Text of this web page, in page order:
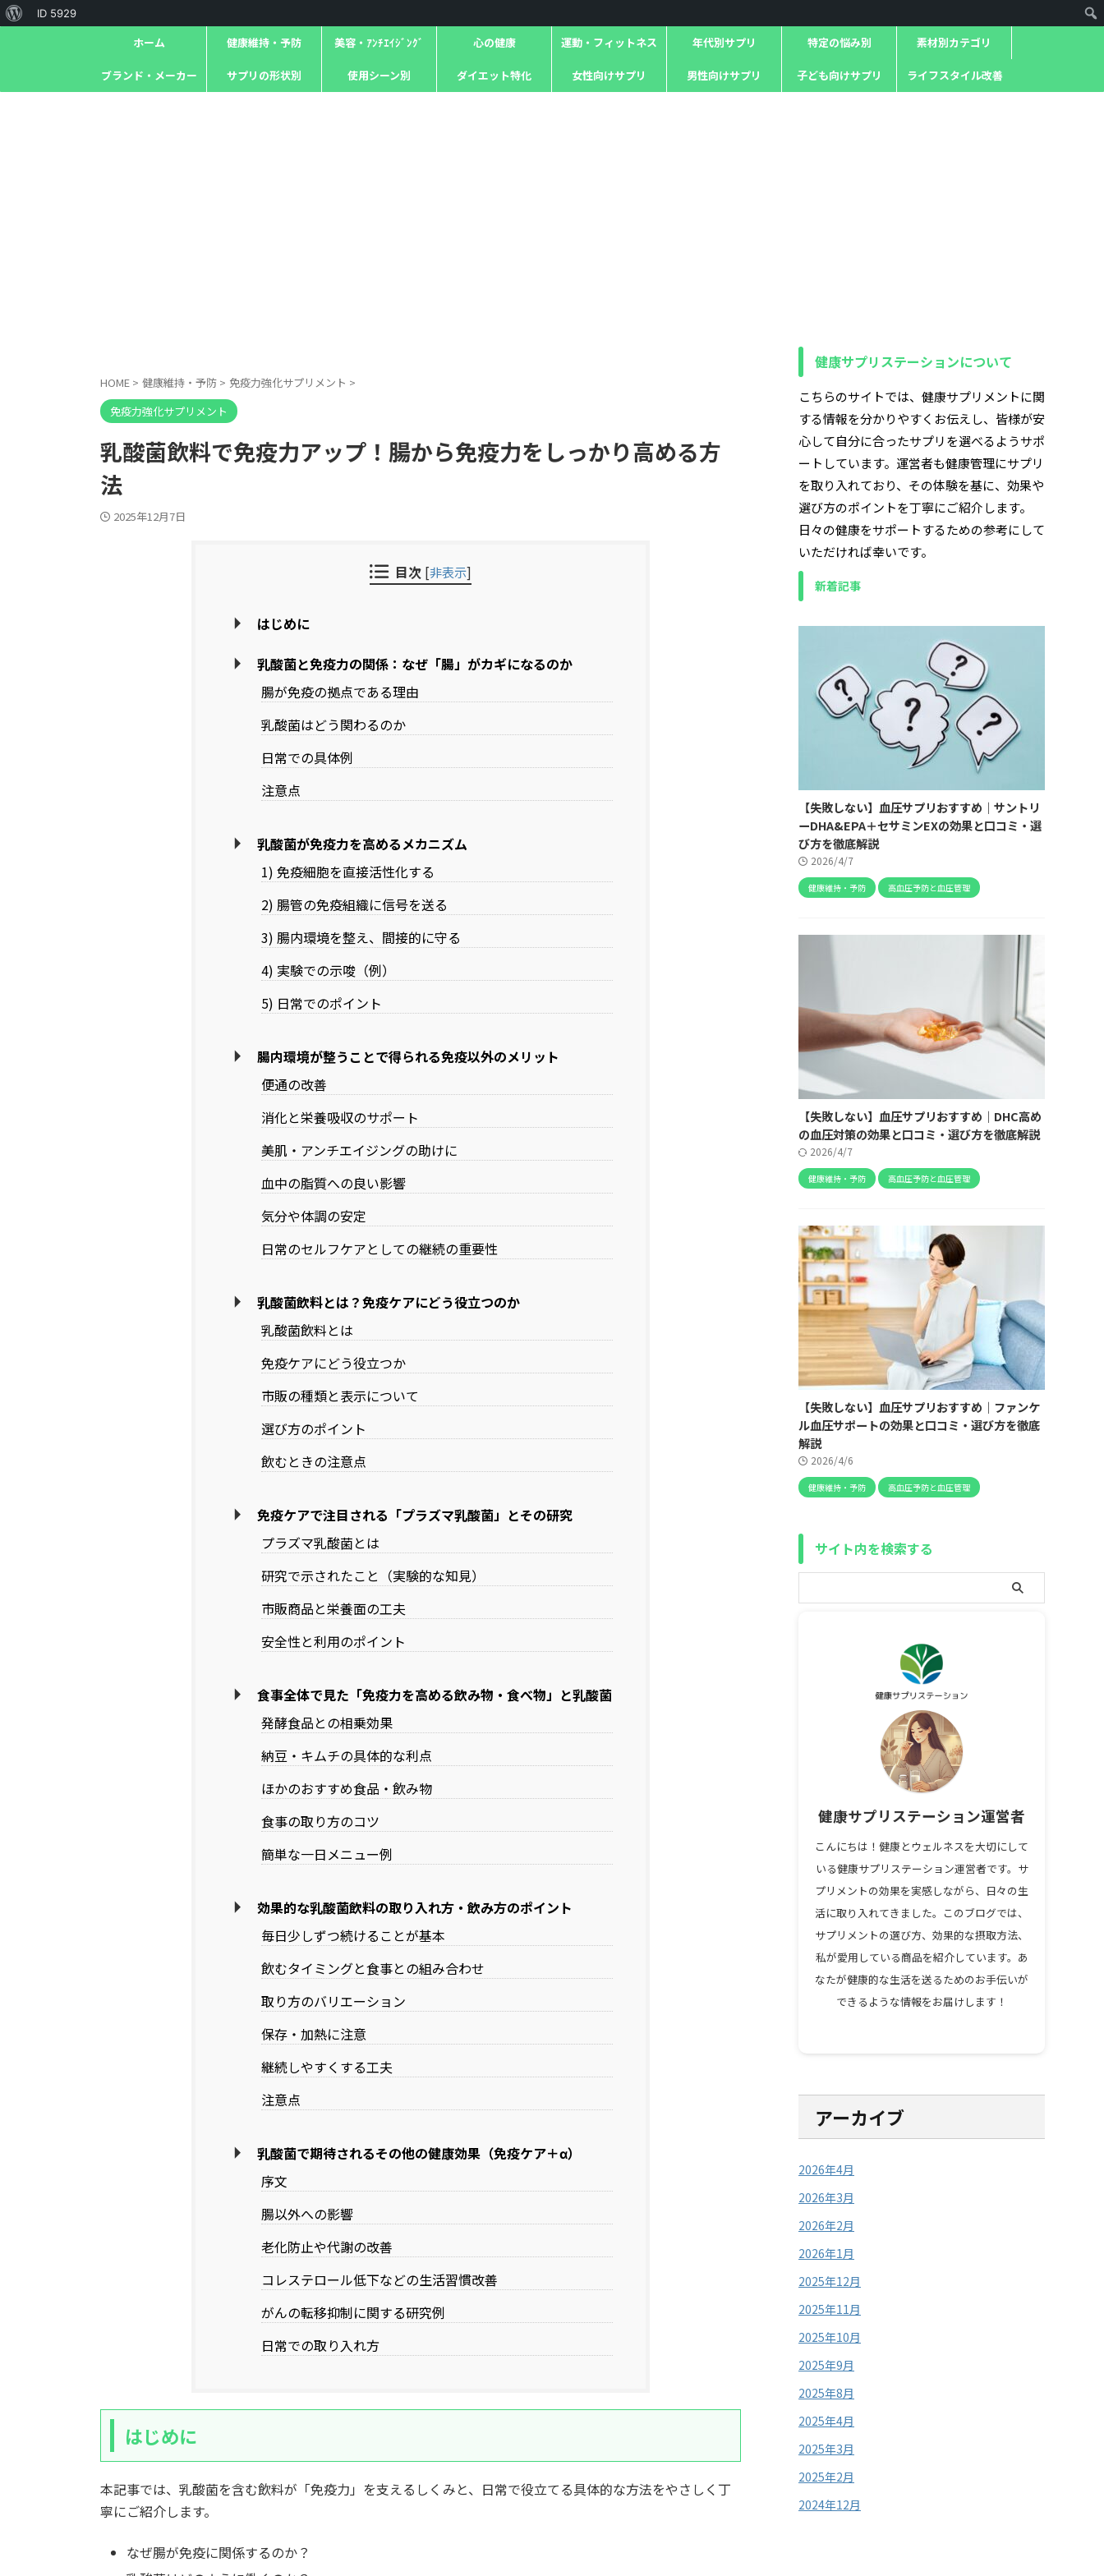
ホーム 健康維持・予防 美容・ｱﾝﾁｴｲｼﾞﾝｸﾞ 心の健康 運動・フィットネス 年代別サプリ 特定の悩み別 素材別カテゴリ
ブランド・メーカー サプリの形状別 使用シーン別 ダイエット特化 女性向けサプリ 男性向けサプリ 子ども向けサプリ ライフスタイル改善
HOME > 健康維持・予防 > 免疫力強化サプリメント >
免疫力強化サプリメント
乳酸菌飲料で免疫力アップ！腸から免疫力をしっかり高める方
法
2025年12月7日
目次 [非表示]
はじめに
乳酸菌と免疫力の関係：なぜ「腸」がカギになるのか
腸が免疫の拠点である理由
乳酸菌はどう関わるのか
日常での具体例
注意点
乳酸菌が免疫力を高めるメカニズム
1) 免疫細胞を直接活性化する
2) 腸管の免疫組織に信号を送る
3) 腸内環境を整え、間接的に守る
4) 実験での示唆（例）
5) 日常でのポイント
腸内環境が整うことで得られる免疫以外のメリット
便通の改善
消化と栄養吸収のサポート
美肌・アンチエイジングの助けに
血中の脂質への良い影響
気分や体調の安定
日常のセルフケアとしての継続の重要性
乳酸菌飲料とは？免疫ケアにどう役立つのか
乳酸菌飲料とは
免疫ケアにどう役立つか
市販の種類と表示について
選び方のポイント
飲むときの注意点
免疫ケアで注目される「プラズマ乳酸菌」とその研究
プラズマ乳酸菌とは
研究で示されたこと（実験的な知見）
市販商品と栄養面の工夫
安全性と利用のポイント
食事全体で見た「免疫力を高める飲み物・食べ物」と乳酸菌
発酵食品との相乗効果
納豆・キムチの具体的な利点
ほかのおすすめ食品・飲み物
食事の取り方のコツ
簡単な一日メニュー例
効果的な乳酸菌飲料の取り入れ方・飲み方のポイント
毎日少しずつ続けることが基本
飲むタイミングと食事との組み合わせ
取り方のバリエーション
保存・加熱に注意
継続しやすくする工夫
注意点
乳酸菌で期待されるその他の健康効果（免疫ケア＋α）
序文
腸以外への影響
老化防止や代謝の改善
コレステロール低下などの生活習慣改善
がんの転移抑制に関する研究例
日常での取り入れ方
はじめに
本記事では、乳酸菌を含む飲料が「免疫力」を支えるしくみと、日常で役立てる具体的な方法をやさしく丁
寧にご紹介します。
なぜ腸が免疫に関係するのか？
健康サプリステーションについて
こちらのサイトでは、健康サプリメントに関
する情報を分かりやすくお伝えし、皆様が安
心して自分に合ったサプリを選べるようサポ
ートしています。運営者も健康管理にサプリ
を取り入れており、その体験を基に、効果や
選び方のポイントを丁寧にご紹介します。
日々の健康をサポートするための参考にして
いただければ幸いです。
新着記事
【失敗しない】血圧サプリおすすめ｜サントリ
ーDHA&EPA＋セサミンEXの効果と口コミ・選
び方を徹底解説
2026/4/7
健康維持・予防 高血圧予防と血圧管理
【失敗しない】血圧サプリおすすめ｜DHC高め
の血圧対策の効果と口コミ・選び方を徹底解説
2026/4/7
健康維持・予防 高血圧予防と血圧管理
【失敗しない】血圧サプリおすすめ｜ファンケ
ル血圧サポートの効果と口コミ・選び方を徹底
解説
2026/4/6
健康維持・予防 高血圧予防と血圧管理
サイト内を検索する
健康サプリステーション運営者
こんにちは！健康とウェルネスを大切にして
いる健康サプリステーション運営者です。サ
プリメントの効果を実感しながら、日々の生
活に取り入れてきました。このブログでは、
サプリメントの選び方、効果的な摂取方法、
私が愛用している商品を紹介しています。あ
なたが健康的な生活を送るためのお手伝いが
できるような情報をお届けします！
アーカイブ
2026年4月
2026年3月
2026年2月
2026年1月
2025年12月
2025年11月
2025年10月
2025年9月
2025年8月
2025年4月
2025年3月
2025年2月
2024年12月
ID 5929